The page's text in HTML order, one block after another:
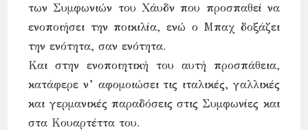
των Συμφωνιών του Χάυδν που προσπαθεί να
ενοποιήσει την ποικιλία, ενώ ο Μπαχ δοξάζει
την ενότητα, σαν ενότητα.
Και στην ενοποιητική του αυτή προσπάθεια,
κατάφερε ν’ αφομοιώσει τις ιταλικές, γαλλικές
και γερμανικές παραδόσεις στις Συμφωνίες και
στα Κουαρτέττα του.